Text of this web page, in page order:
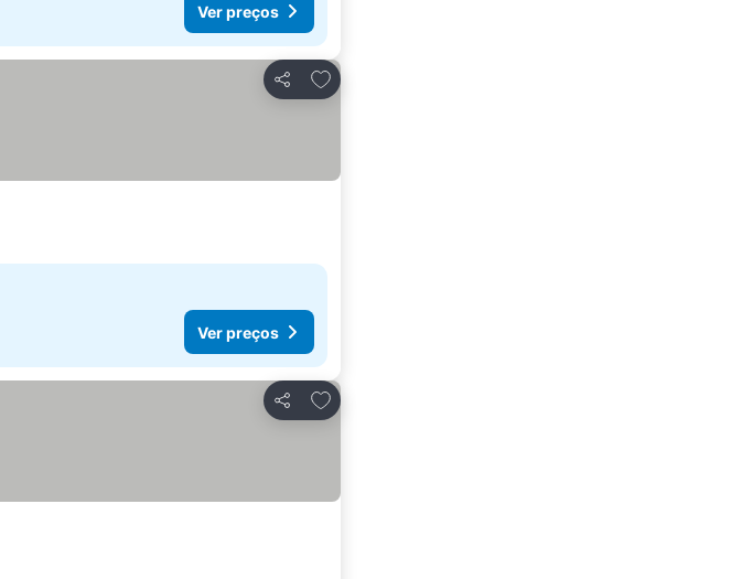
Ver preços
Partilhar
Adicionar aos favoritos
Ver preços
Partilhar
Adicionar aos favoritos